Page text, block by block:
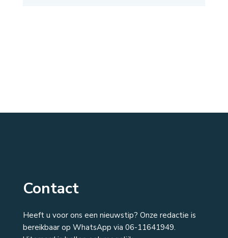
Contact
Heeft u voor ons een nieuwstip? Onze redactie is
bereikbaar op WhatsApp via 06-11641949.